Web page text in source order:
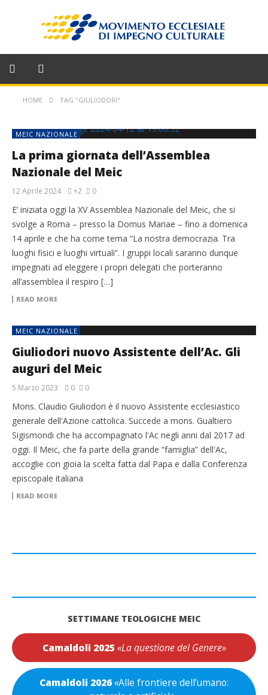
HOME TAG "GIULIODORI"
MEIC NAZIONALE
La prima giornata dell’Assemblea
Nazionale del Meic
12 Aprile 2024 +2 0
E’ iniziata oggi la XV Assemblea Nazionale del Meic, che si
svolge a Roma – presso la Domus Mariae – fino a domenica
14 aprile e che ha come tema “La nostra democrazia. Tra
luoghi fisici e luoghi virtuali”. I gruppi locali saranno dunque
impegnati ad eleggere i propri delegati che porteranno
all’assemblea il respiro […]
READ MORE
MEIC NAZIONALE
Giuliodori nuovo Assistente dell’Ac. Gli
auguri del Meic
5 Marzo 2023 0 0
Mons. Claudio Giuliodori è il nuovo Assistente ecclesiastico
generale dell'Azione cattolica. Succede a mons. Gualtiero
Sigismondi che ha accompagnato l'Ac negli anni dal 2017 ad
oggi. Il Meic, che fa parte della grande “famiglia” dell'Ac,
accoglie con gioia la scelta fatta dal Papa e dalla Conferenza
episcopale italiana
READ MORE
SETTIMANE TEOLOGICHE MEIC
Camaldoli 2025 «La questione del Genere»
Camaldoli 2026«Alle frontiere dell’umano: